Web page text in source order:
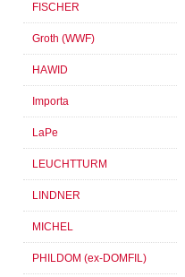
FISCHER
Groth (WWF)
HAWID
Importa
LaPe
LEUCHTTURM
LINDNER
MICHEL
PHILDOM (ex-DOMFIL)